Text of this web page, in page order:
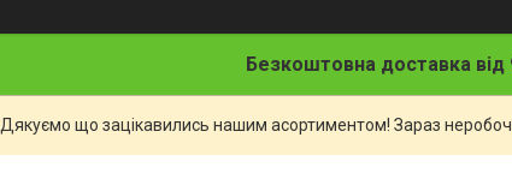
Безкоштовна доставка від
Дякуємо що зацікавились нашим асортиментом! Зараз